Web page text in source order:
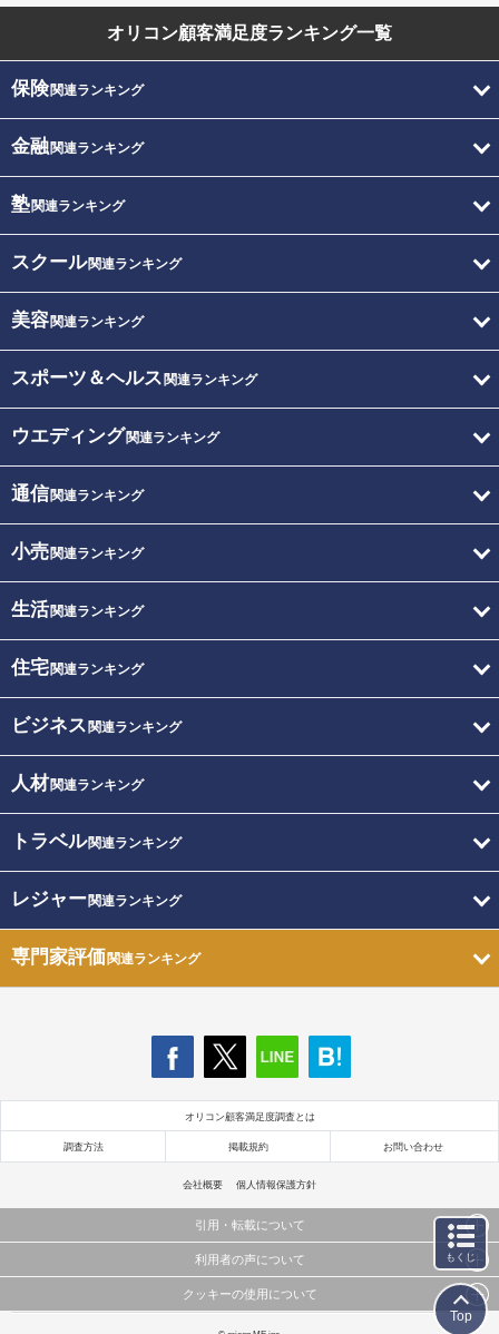
オリコン顧客満足度ランキング一覧
保険関連ランキング
金融関連ランキング
塾関連ランキング
スクール関連ランキング
美容関連ランキング
スポーツ＆ヘルス 関連ランキング
ウエディング関連ランキング
通信関連ランキング
小売関連ランキング
生活関連ランキング
住宅関連ランキング
ビジネス 関連ランキング
人材関連ランキング
トラベル関連ランキング
レジャー関連ランキング
専門家評価関連ランキング
オリコン顧客満足度調査とは
調査方法 掲載規約 お問い合わせ
会社概要 個人情報保護方針
引用・転載について
当サイトで公開されている情報（文字、写真、イラスト、画像データ等）及びこれらの配置・
これらの情報を権利者の許可なく無断転載・複製などの二次利用を行うことは固く禁じており
利用者の声について
当サイトに掲載している内容はすべてサービスの利用者が提出された見解・感想です。
クッキーの使用について
もくじ
Top